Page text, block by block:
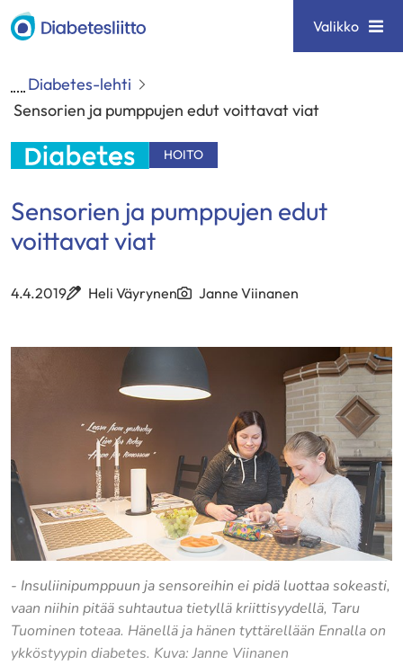
Siirry
sisältöön
Diabetesliitto Valikko
Diabetes-lehti
Sensorien ja pumppujen edut voittavat viat
HOITO
Sensorien ja pumppujen edut
voittavat viat
4.4.2019 Heli Väyrynen Janne Viinanen
- Insuliinipumppuun ja sensoreihin ei pidä luottaa sokeasti,
vaan niihin pitää suhtautua tietyllä kriittisyydellä, Taru
Tuominen toteaa. Hänellä ja hänen tyttärellään Ennalla on
ykköstyypin diabetes. Kuva: Janne Viinanen